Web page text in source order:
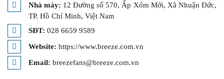
Nhà máy: 12 Đường số 570, Ấp Xóm Mới, Xã Nhuận Đức,
TP. Hồ Chí Minh, Việt Nam
SĐT: 028 6659 9589
Website: https://www.breeze.com.vn
Email: breezefans@breeze.com.vn